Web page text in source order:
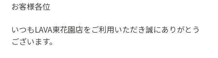
お客様各位
いつもLAVA東花園店をご利用いただき誠にありがとう
ございます。